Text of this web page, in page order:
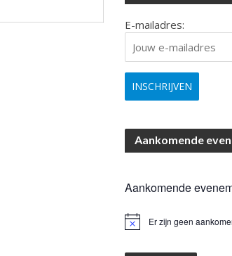
E-mailadres:
Aankomende
Aankomende
B
Er zijn geen